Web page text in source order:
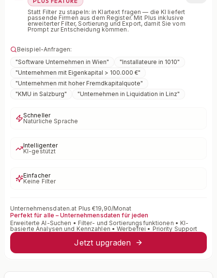
Statt Filter zu stapeln: in Klartext fragen — die KI liefert
passende Firmen aus dem Register. Mit Plus inklusive
erweiterter Filter, Sortierung und Export, damit Sie vom
Prompt zur Entscheidung kommen.
Beispiel-Anfragen:
"Software Unternehmen in Wien" "Installateure in 1010"
"Unternehmen mit Eigenkapital > 100.000 €"
"Unternehmen mit hoher Fremdkapitalquote"
"KMU in Salzburg" "Unternehmen in Liquidation in Linz"
Schneller
Natürliche Sprache
Intelligenter
KI-gestützt
Einfacher
Keine Filter
Unternehmensdaten.at Plus €19,90/Monat
Perfekt für alle – Unternehmensdaten für jeden
Erweiterte AI-Suchen • Filter- und Sortierungsfunktionen • KI-
basierte Analysen und Kennzahlen • Werbefrei • Priority Support
Jetzt upgraden